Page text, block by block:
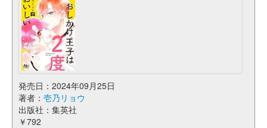
発売日：2024年09月25日
著者： 壱乃リョウ
出版社：集英社
￥792